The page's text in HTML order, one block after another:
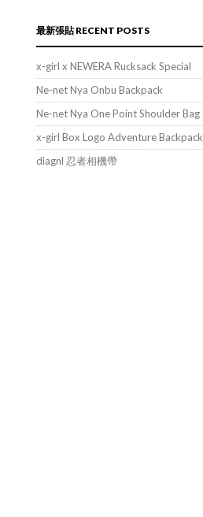
最新張貼 RECENT POSTS
x-girl x NEWERA Rucksack Special
Ne-net Nya Onbu Backpack
Ne-net Nya One Point Shoulder Bag
x-girl Box Logo Adventure Backpack
diagnl 忍者相機帶